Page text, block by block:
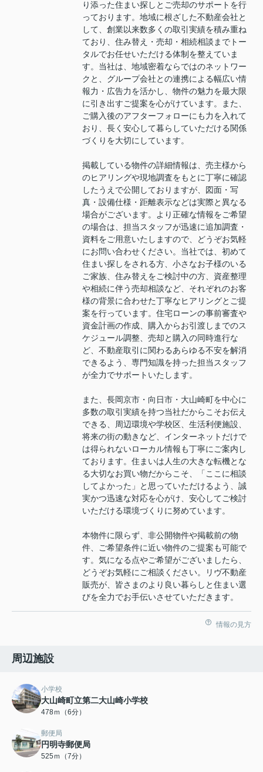
り添った住まい探しとご売却のサポートを行
っております。地域に根ざした不動産会社と
して、創業以来数多くの取引実績を積み重ね
ており、住み替え・売却・相続相談までトー
タルでお任せいただける体制を整えていま
す。当社は、地域密着ならではのネットワー
クと、グループ会社との連携による幅広い情
報力・広告力を活かし、物件の魅力を最大限
に引き出すご提案を心がけています。また、
ご購入後のアフターフォローにも力を入れて
おり、長く安心して暮らしていただける関係
づくりを大切にしています。
掲載している物件の詳細情報は、売主様から
のヒアリングや現地調査をもとに丁寧に確認
したうえで公開しておりますが、図面・写
真・設備仕様・距離表示などは実際と異なる
場合がございます。より正確な情報をご希望
の場合は、担当スタッフが迅速に追加調査・
資料をご用意いたしますので、どうぞお気軽
にお問い合わせください。当社では、初めて
住まい探しをされる方、小さなお子様のいる
ご家族、住み替えをご検討中の方、資産整理
や相続に伴う売却相談など、それぞれのお客
様の背景に合わせた丁寧なヒアリングとご提
案を行っています。住宅ローンの事前審査や
資金計画の作成、購入からお引渡しまでのス
ケジュール調整、売却と購入の同時進行な
ど、不動産取引に関わるあらゆる不安を解消
できるよう、専門知識を持った担当スタッフ
が全力でサポートいたします。
また、長岡京市・向日市・大山崎町を中心に
多数の取引実績を持つ当社だからこそお伝え
できる、周辺環境や学校区、生活利便施設、
将来の街の動きなど、インターネットだけで
は得られないローカル情報も丁寧にご案内し
ております。住まいは人生の大きな転機とな
る大切なお買い物だからこそ、「ここに相談
してよかった」と思っていただけるよう、誠
実かつ迅速な対応を心がけ、安心してご検討
いただける環境づくりに努めています。
本物件に限らず、非公開物件や掲載前の物
件、ご希望条件に近い物件のご提案も可能で
す。気になる点やご希望がございましたら、
どうぞお気軽にご相談ください。リヴ不動産
販売が、皆さまのより良い暮らしと住まい選
びを全力でお手伝いさせていただきます。
情報の見方
周辺施設
小学校
大山崎町立第二大山崎小学校
478ｍ（6分）
郵便局
円明寺郵便局
525ｍ（7分）